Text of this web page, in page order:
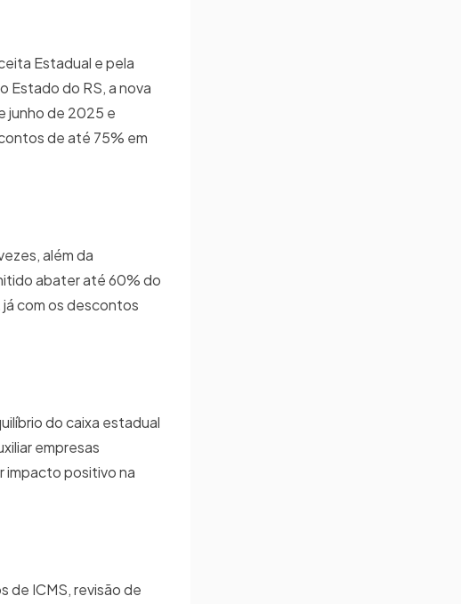
Estadual e pela
Estado do RS, a nova
junho de 2025 e
de até 75% em
além da
abater até 60% do
com os descontos
do caixa estadual
empresas
impacto positivo na
de ICMS, revisão de